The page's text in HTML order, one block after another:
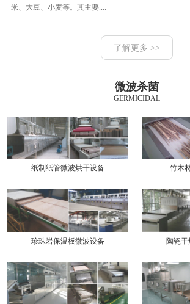
米、大豆、小麦等。其主要....
了解更多 >>
微波杀菌
GERMICIDAL
纸制纸管微波烘干设备 竹木
珍珠岩保温板微波设备 陶瓷干